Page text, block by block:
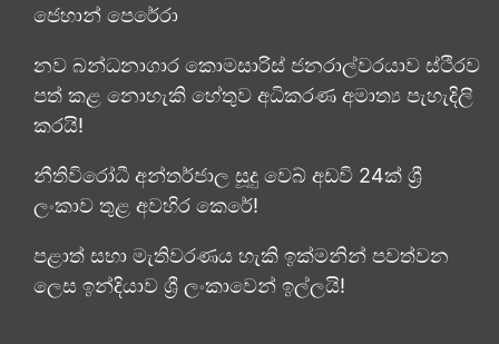
ජෙහාන් පෙරේරා
නව බන්ධනාගාර කොමසාරිස් ජනරාල්වරයාව ස්ථිරව
පත් කළ නොහැකි හේතුව අධිකරණ අමාත්‍ය පැහැදිලි
කරයි!
නීතිවිරෝධී අන්තර්ජාල සූදු වෙබ් අඩවි 24ක් ශ්‍රී
ලංකාව තුළ අවහිර කෙරේ!
පළාත් සභා මැතිවරණය හැකි ඉක්මනින් පවත්වන
ලෙස ඉන්දියාව ශ්‍රී ලංකාවෙන් ඉල්ලයි!